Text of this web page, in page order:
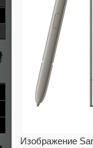
Изображение